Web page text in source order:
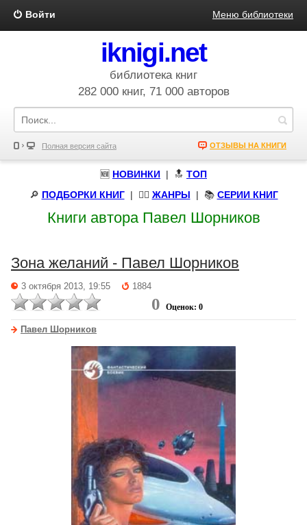
Войти Меню библиотеки
iknigi.net
библиотека книг
282 000 книг, 71 000 авторов
Полная версия сайта ОТЗЫВЫ НА КНИГИ
🆕 НОВИНКИ | 🔝 ТОП
🔎 ПОДБОРКИ КНИГ| 🧝‍♀️ ЖАНРЫ | 📚 СЕРИИ КНИГ
Книги автора Павел Шорников
Зона желаний - Павел Шорников
3 октября 2013, 19:55 1884
0 Оценок: 0
Павел Шорников